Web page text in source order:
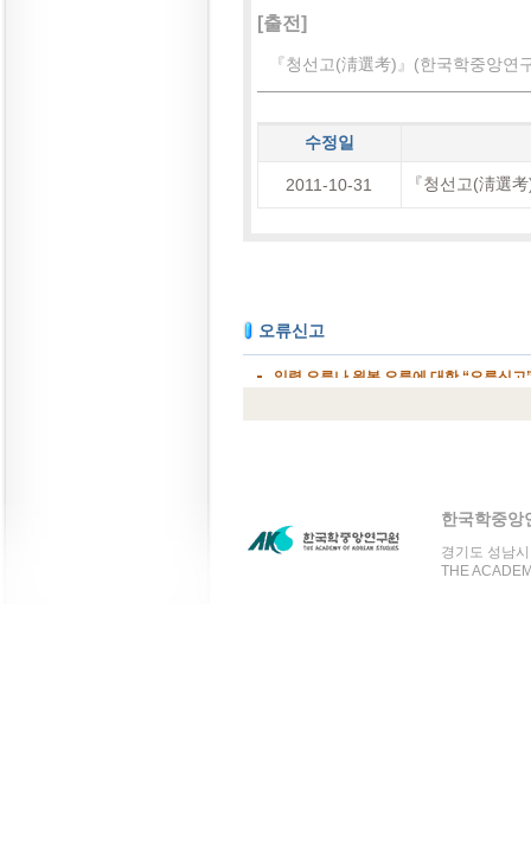
[출전]
『청선고(淸選考)』(한국학중앙연
수정일
2011-10-31 『청선고(淸選
한국학중앙
경기도 성남
THE